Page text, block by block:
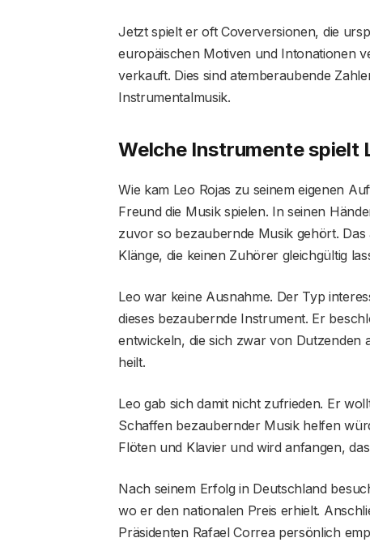
Jetzt spielt er oft Coverversionen, die
europäischen Motiven und Intonationen
verkauft. Dies sind atemberaubende
Instrumentalmusik.
Welche Instrumente spielt
Wie kam Leo Rojas zu seinem eigenen
Freund die Musik spielen. In seinen
zuvor so bezaubernde Musik gehört.
Klänge, die keinen Zuhörer gleichgültig
Leo war keine Ausnahme. Der Typ
dieses bezaubernde Instrument. Er
entwickeln, die sich zwar von Dutzenden
heilt.
Leo gab sich damit nicht zufrieden. Er
Schaffen bezaubernder Musik helfen
Flöten und Klavier und wird anfangen,
Nach seinem Erfolg in Deutschland
wo er den nationalen Preis erhielt.
Präsidenten Rafael Correa persönlich